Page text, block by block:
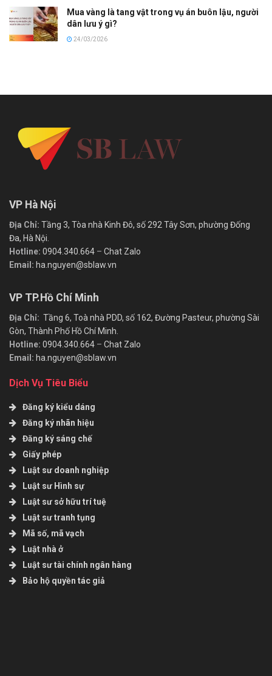
Mua vàng là tang vật trong vụ án buôn lậu, người
dân lưu ý gì?
24/03/2026
VP Hà Nội
Địa Chỉ: Tầng 3, Tòa nhà Kinh Đô, số 292 Tây Sơn, phường Đống
Đa, Hà Nội.
Hotline: 0904.340.664 – Chat Zalo
Email: ha.nguyen@sblaw.vn
VP TP.Hồ Chí Minh
Địa Chỉ: Tầng 6, Toà nhà PDD, số 162, Đường Pasteur, phường Sài
Gòn, Thành Phố Hồ Chí Minh.
Hotline: 0904.340.664 – Chat Zalo
Email: ha.nguyen@sblaw.vn
Dịch Vụ Tiêu Biểu
Đăng ký kiểu dáng
Đăng ký nhãn hiệu
Đăng ký sáng chế
Giấy phép
Luật sư doanh nghiệp
Luật sư Hình sự
Luật sư sở hữu trí tuệ
Luật sư tranh tụng
Mã số, mã vạch
Luật nhà ở
Luật sư tài chính ngân hàng
Bảo hộ quyền tác giả